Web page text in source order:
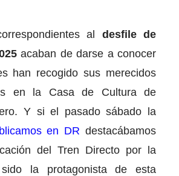
al desfile de
acaban de darse a conocer
han recogido sus merecidos
en la Casa de Cultura de
Y si el pasado sábado la
en DR destacábamos
del Tren Directo por la
la protagonista de esta